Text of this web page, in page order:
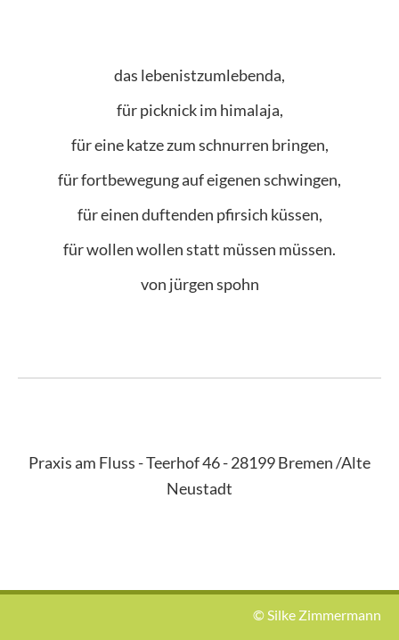
das lebenistzumlebenda,
für picknick im himalaja,
für eine katze zum schnurren bringen,
für fortbewegung auf eigenen schwingen,
für einen duftenden pfirsich küssen,
für wollen wollen statt müssen müssen.
von jürgen spohn
Praxis am Fluss - Teerhof 46 - 28199 Bremen /Alte
Neustadt
© Silke Zimmermann